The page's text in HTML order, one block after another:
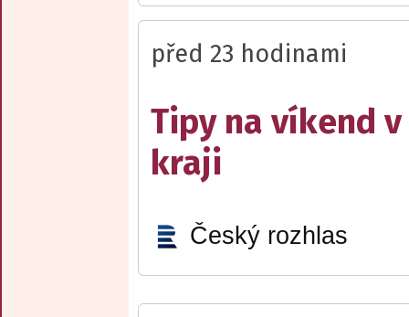
před 23 hodinami
Tipy na víkend
kraji
Český rozhlas